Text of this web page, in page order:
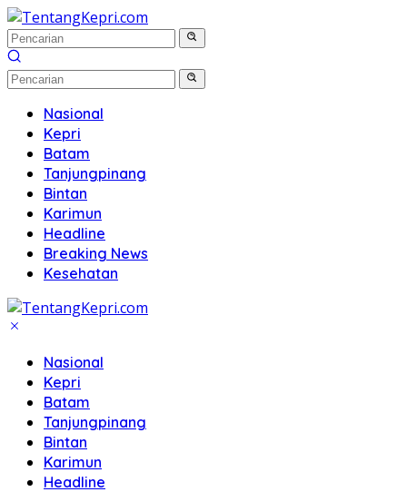
Langsung
ke
konten
Nasional
Kepri
Batam
Tanjungpinang
Bintan
Karimun
Headline
Breaking News
Kesehatan
Nasional
Kepri
Batam
Tanjungpinang
Bintan
Karimun
Headline